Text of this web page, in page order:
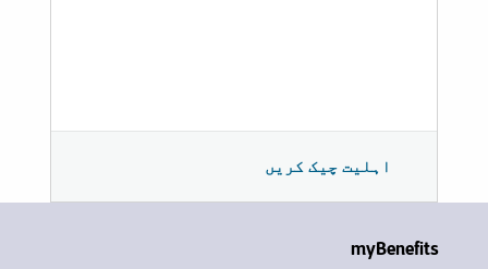
اہلیت چیک کریں
myBenefits